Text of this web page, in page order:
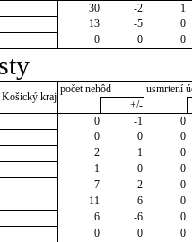
30 -2
1
13 -5
0
0 0 0
Košický kraj
počet nehôd
usmrtení
+/-
0 -1
0
0 0
0
2 1
0
1 0
0
7 -2
0
11 6
0
6 -6
0
0 0
0